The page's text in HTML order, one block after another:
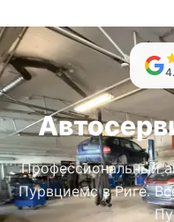
Профессиональный
Пурвциемс в Риге.